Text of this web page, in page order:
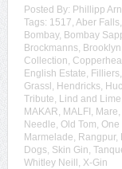
Posted By: Phillipp
Tags: 1517 Aber Falls,
Bombay, Bombay
Brockmanns, Brooklyn
Collection
English Estate Filliers,
Grassl Hendricks,
Tribute Lind and Lime
MAKAR MALFI Mare
Needle Old Tom One
Marmelade Rangpur,
Dogs, Skin Gin
Whitley Neill X-Gin